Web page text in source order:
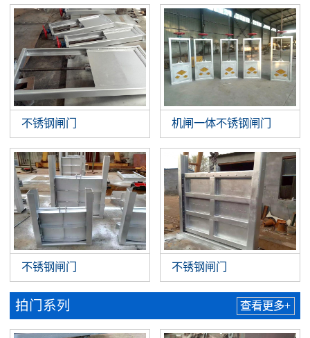
不锈钢闸门 机闸一体不锈钢闸门
不锈钢闸门 不锈钢闸门
拍门系列 查看更多+